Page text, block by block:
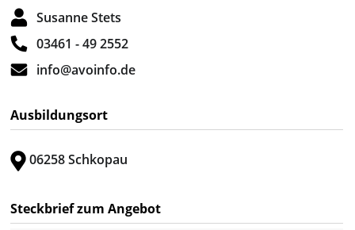
Susanne Stets
03461 - 49 2552
info@avoinfo.de
Ausbildungsort
06258 Schkopau
Steckbrief zum Angebot